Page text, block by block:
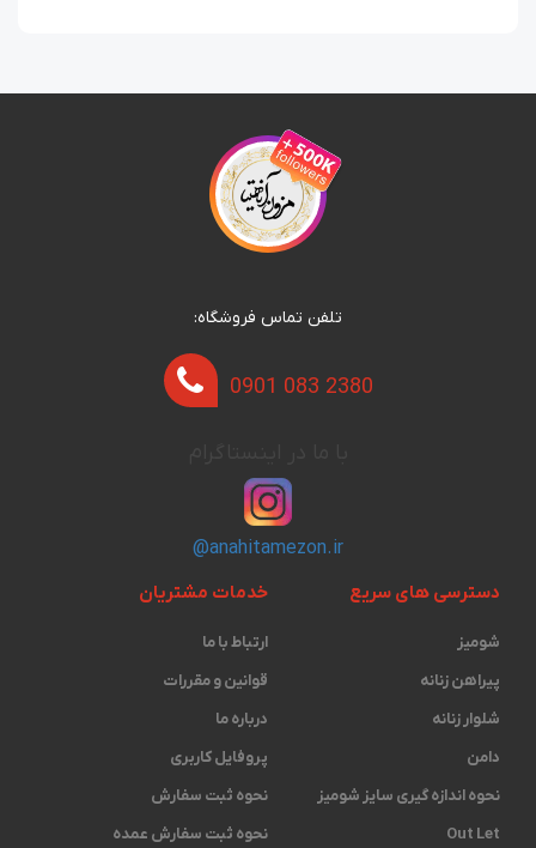
تلفن تماس فروشگاه:
0901 083 2380
@anahitamezon.ir
دسترسی های سریع
شومیز
پیراهن زنانه
شلوار زنانه
دامن
نحوه اندازه گیری ‫سایز شومیز
Out Let
خدمات مشتریان
ارتباط با ما
قوانین و مقررات
درباره ما
پروفایل کاربری
نحوه ثبت سفارش
نحوه ثبت سفارش عمده